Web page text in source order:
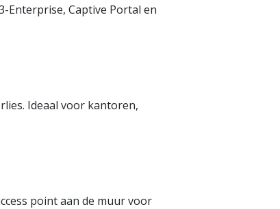
Enterprise, Captive Portal en
Ideaal voor kantoren,
point aan de muur voor